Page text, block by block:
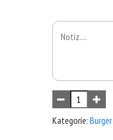
Kategorie: Burger